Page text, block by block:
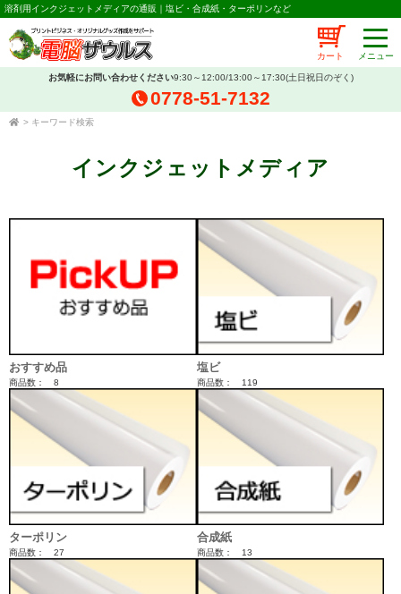
溶剤用インクジェットメディアの通販｜塩ビ・合成紙・ターポリンなど
カート
お気軽にお問い合わせください9:30～12:00/13:00～17:30(土日祝日のぞく)
0778-51-7132
> キーワード検索
インクジェットメディア
おすすめ品
商品数： 8
塩ビ
商品数： 119
ターポリン
商品数： 27
合成紙
商品数： 13